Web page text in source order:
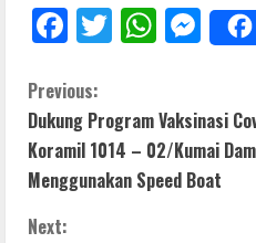
F
e
b
o
o
T
er
W
s
A
p
M
e
e
n
g
C
o
n
Previous:
Dukung Program Vaksinasi
Koramil 1014 – 02/Kumai
Menggunakan Speed Boat
Next: